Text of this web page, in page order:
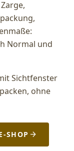
Normal und
Sichtfenster
ohne
SHOP arrow_forward